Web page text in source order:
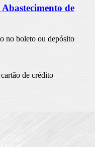
de
no boleto ou depósito
de crédito